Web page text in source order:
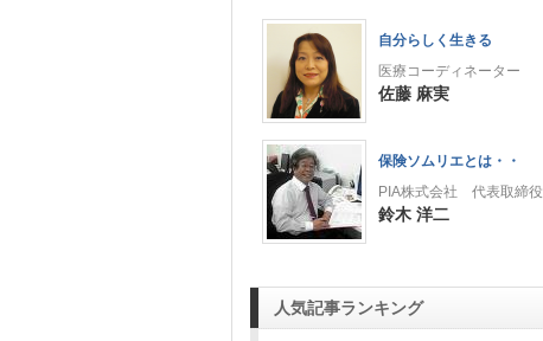
自分らしく生きる
医療コーディネーター
佐藤 麻実
保険ソムリエとは・・
PIA株式会社 代表取締役
鈴木 洋二
人気記事ランキング